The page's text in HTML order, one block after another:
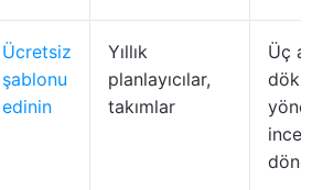
Ücretsiz
şablonu
edinin
Yıllık
planlayıcılar,
takımlar
Üç